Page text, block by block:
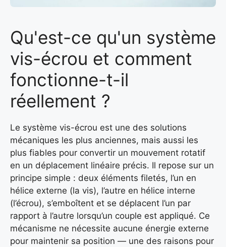
Qu'est-ce qu'un système
vis-écrou et comment
fonctionne-t-il
réellement ?
Le système vis-écrou est une des solutions
mécaniques les plus anciennes, mais aussi les
plus fiables pour convertir un mouvement rotatif
en un déplacement linéaire précis. Il repose sur un
principe simple : deux éléments filetés, l’un en
hélice externe (la vis), l’autre en hélice interne
(l’écrou), s’emboîtent et se déplacent l’un par
rapport à l’autre lorsqu’un couple est appliqué. Ce
mécanisme ne nécessite aucune énergie externe
pour maintenir sa position — une des raisons pour